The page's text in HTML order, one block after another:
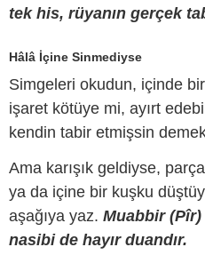
tek his, rüyanın gerçek
Hâlâ İçine Sinmediyse
Simgeleri okudun, içinde
işaret kötüye mi, ayırt
kendin tabir etmişsin
Ama karışık geldiyse,
ya da içine bir kuşku
aşağıya yaz. Muabbir
nasibi de hayır duandır.